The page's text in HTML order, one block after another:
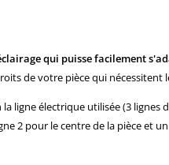
qui puisse facilement
de votre pièce qui nécessitent
ligne électrique utilisée (3 lignes
2 pour le centre de la pièce et